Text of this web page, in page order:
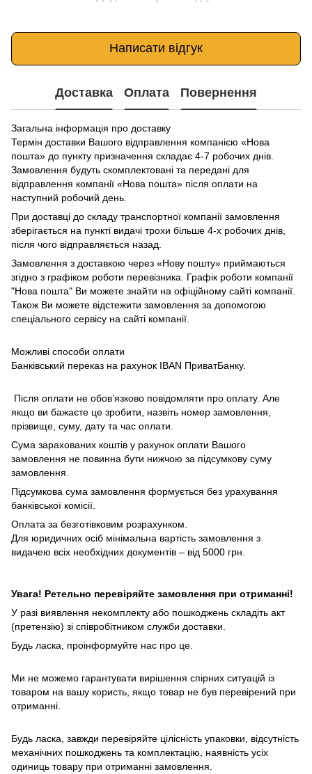
Написати відгук
Доставка Оплата Повернення
Загальна інформація про доставку
Термін доставки Вашого відправлення компанією «Нова
пошта» до пункту призначення складає 4-7 робочих днів.
Замовлення будуть скомплектовані та передані для
відправлення компанії «Нова пошта» після оплати на
наступний робочий день.
При доставці до складу транспортної компанії замовлення
зберігається на пункті видачі трохи більше 4-х робочих днів,
після чого відправляється назад.
Замовлення з доставкою через «Нову пошту» приймаються
згідно з графіком роботи перевізника. Графік роботи компанії
"Нова пошта" Ви можете знайти на офіційному сайті компанії.
Також Ви можете відстежити замовлення за допомогою
спеціального сервісу на сайті компанії.
Можливі способи оплати
Банківський переказ на рахунок IBAN ПриватБанку.
Після оплати не обов’язково повідомляти про оплату. Але
якщо ви бажаєте це зробити, назвіть номер замовлення,
прізвище, суму, дату та час оплати.
Сума зарахованих коштів у рахунок оплати Вашого
замовлення не повинна бути нижчою за підсумкову суму
замовлення.
Підсумкова сума замовлення формується без урахування
банківської комісії.
Оплата за безготівковим розрахунком.
Для юридичних осіб мінімальна вартість замовлення з
видачею всіх необхідних документів – від 5000 грн.
Увага! Ретельно перевіряйте замовлення при отриманні!
У разі виявлення некомплекту або пошкоджень складіть акт
(претензію) зі співробітником служби доставки.
Будь ласка, проінформуйте нас про це.
Ми не можемо гарантувати вирішення спірних ситуацій із
товаром на вашу користь, якщо товар не був перевірений при
отриманні.
Будь ласка, завжди перевіряйте цілісність упаковки, відсутність
механічних пошкоджень та комплектацію, наявність усіх
одиниць товару при отриманні замовлення.